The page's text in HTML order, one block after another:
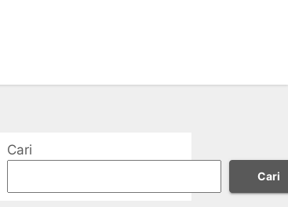
Cari
Cari